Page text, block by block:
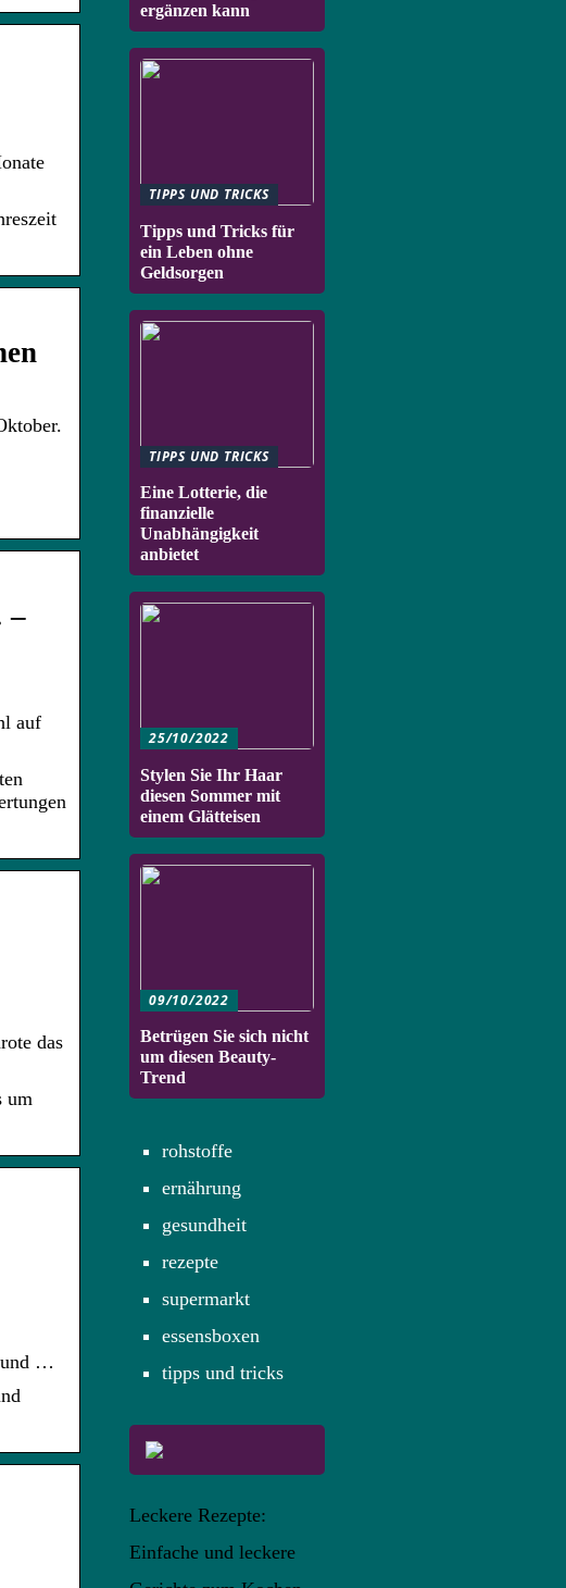
–
auf
das
um
…
ergänzen kann
TIPPS UND TRICKS
Tipps und Tricks für
ein Leben ohne
Geldsorgen
TIPPS UND TRICKS
Eine Lotterie, die
finanzielle
Unabhängigkeit
anbietet
25/10/2022
Stylen Sie Ihr Haar
diesen Sommer mit
einem Glätteisen
09/10/2022
Betrügen Sie sich nicht
um diesen Beauty-
Trend
rohstoffe
ernährung
gesundheit
rezepte
supermarkt
essensboxen
tipps und tricks
Leckere Rezepte:
Einfache und leckere